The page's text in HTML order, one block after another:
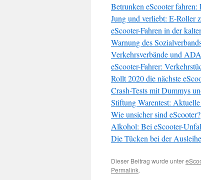
Betrunken eScooter fahren:
Jung und verliebt: E-Roller
eScooter-Fahren in der
Warnung des
Verkehrsverbände und
eScooter-Fahrer:
Rollt 2020 die nächste
Crash-Tests mit Dummys
Stiftung Warentest:
Wie unsicher sind eScooter?
Alkohol: Bei eScooter-
Die Tücken bei der
Dieser Beitrag wurde unter
Permalink.